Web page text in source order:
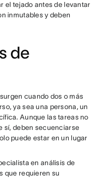
el tejado antes de levantar
inmutables y deben
de
cuando dos o más
ya sea una persona, un
Aunque las tareas no
sí, deben secuenciarse
puede estar en un lugar
en análisis de
que requieren su